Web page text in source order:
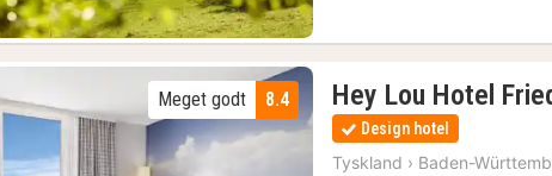
8.4
Meget godt Hey Lou Hotel
Design hotel
Tyskland › Baden-